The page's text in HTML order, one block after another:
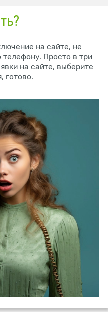
на сайте, не
Просто в три
на сайте, выберите
готово.